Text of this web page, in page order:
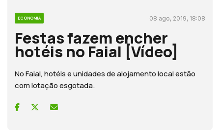
ECONOMIA 08 ago, 2019, 18:08
Festas fazem encher
hotéis no Faial [Vídeo]
No Faial, hotéis e unidades de alojamento local estão
com lotação esgotada.